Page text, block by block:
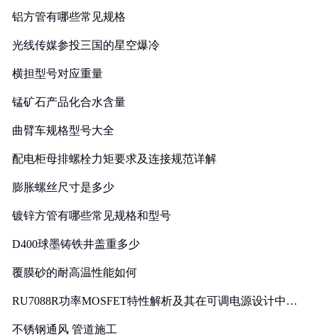
铝方管有哪些常见规格
光线传媒参投三国的星空爆冷
横担型号对应重量
锰矿石产品化合水含量
曲臂车规格型号大全
配电柜母排螺栓力矩要求及连接规范详解
膨胀螺丝尺寸是多少
镀锌方管有哪些常见规格和型号
D400球墨铸铁井盖重多少
覆膜砂的耐高温性能如何
RU7088R功率MOSFET特性解析及其在可调电源设计中的
不锈钢通风 管道施工